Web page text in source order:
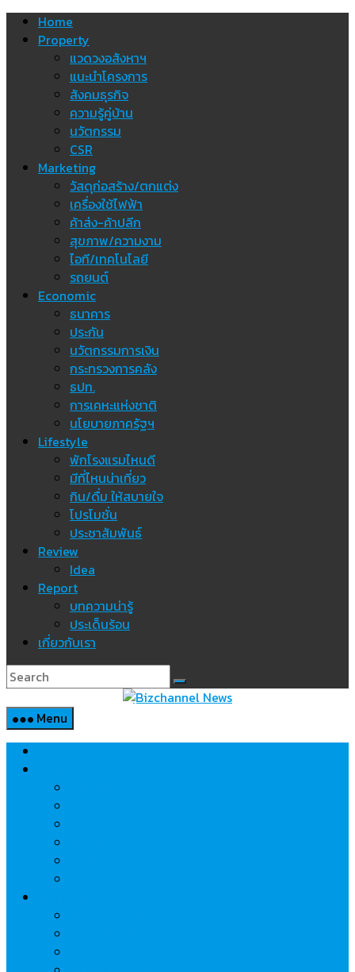
Skip Home
Property
แวดวงอสังหาฯ
แนะนำโครงการ
สังคมธุรกิจ
ความรู้คู่บ้าน
นวัตกรรม
CSR
Marketing
วัสดุก่อสร้าง/ตกแต่ง
เครื่องใช้ไฟฟ้า
ค้าส่ง-ค้าปลีก
สุขภาพ/ความงาม
ไอที/เทคโนโลยี
รถยนต์
Economic
ธนาคาร
ประกัน
นวัตกรรมการเงิน
กระทรวงการคลัง
ธปท.
การเคหะแห่งชาติ
นโยบายภาครัฐฯ
Lifestyle
พักโรงแรมไหนดี
มีที่ไหนน่าเที่ยว
กิน/ดื่ม ให้สบายใจ
โปรโมชั่น
ประชาสัมพันธ์
Review
Idea
Report
บทความน่ารู้
ประเด็นร้อน
เกี่ยวกับเรา
Menu